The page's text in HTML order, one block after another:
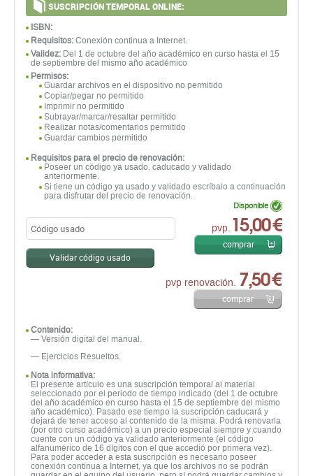
SUSCRIPCIÓN TEMPORAL ONLINE:
ISBN:
Requisitos: Conexión continua a Internet.
Validez: Del 1 de octubre del año académico en curso hasta el 15
de septiembre del mismo año académico
Permisos:
Guardar archivos en el dispositivo no permitido
Copiar/pegar no permitido
Imprimir no permitido
Subrayar/marcar/resaltar permitido
Realizar notas/comentarios permitido
Guardar cambios permitido
Requisitos para el precio de renovación:
Poseer un código ya usado, caducado y validado
anteriormente.
Si tiene un código ya usado y validado escríbalo a continuación
para disfrutar del precio de renovación.
Disponible
pvp. 15,00 €
comprar
Validar código usado
pvp renovación. 7,50 €
comprar
Contenido:
— Versión digital del manual.
— Ejercicios Resueltos.
Nota informativa:
El presente artículo es una suscripción temporal al material
seleccionado por el periodo de tiempo indicado (del 1 de octubre
del año académico en curso hasta el 15 de septiembre del mismo
año académico). Pasado ese tiempo la suscripción caducará y
dejará de tener acceso al contenido de la misma. Podrá renovarla
(por otro curso académico) a un precio especial siempre y cuando
cuente con un código ya validado anteriormente (el código
alfanumérico de 16 dígitos con el que accedió por primera vez).
Para poder acceder a esta suscripción es necesario poseer
conexión continua a Internet, ya que los archivos no se podrán